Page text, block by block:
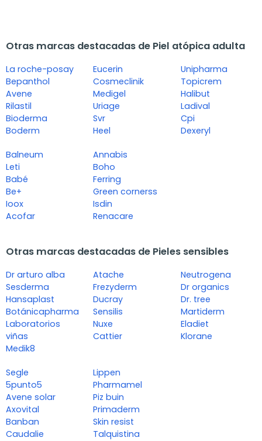
Otras marcas destacadas de Piel atópica adulta
La roche-posay
Bepanthol
Avene
Rilastil
Bioderma
Boderm
Eucerin
Cosmeclinik
Medigel
Uriage
Svr
Heel
Unipharma
Topicrem
Halibut
Ladival
Cpi
Dexeryl
Balneum
Leti
Babé
Be+
Ioox
Acofar
Annabis
Boho
Ferring
Green cornerss
Isdin
Renacare
Otras marcas destacadas de Pieles sensibles
Dr arturo alba
Sesderma
Hansaplast
Botánicapharma
Laboratorios
viñas
Medik8
Atache
Frezyderm
Ducray
Sensilis
Nuxe
Cattier
Neutrogena
Dr organics
Dr. tree
Martiderm
Eladiet
Klorane
Segle
5punto5
Avene solar
Axovital
Banban
Caudalie
Lippen
Pharmamel
Piz buin
Primaderm
Skin resist
Talquistina